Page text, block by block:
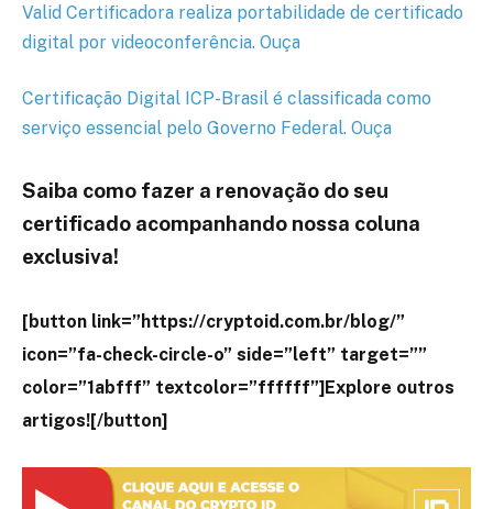
Valid Certificadora realiza portabilidade de certificado
digital por videoconferência. Ouça
Certificação Digital ICP-Brasil é classificada como
serviço essencial pelo Governo Federal. Ouça
Saiba como fazer a renovação do seu
certificado acompanhando nossa coluna
exclusiva!
[button link=”https://cryptoid.com.br/blog/”
icon=”fa-check-circle-o” side=”left” target=””
color=”1abfff” textcolor=”ffffff”]Explore outros
artigos![/button]